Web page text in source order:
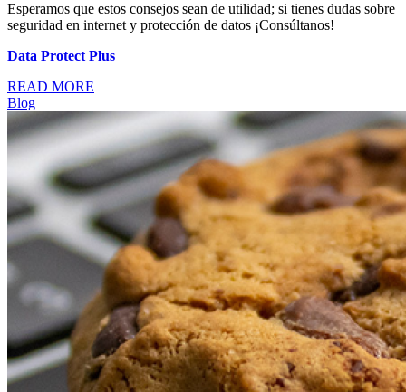
Esperamos que estos consejos sean de utilidad; si tienes dudas sobre
seguridad en internet y protección de datos ¡Consúltanos!
Data Protect Plus
READ MORE
Blog